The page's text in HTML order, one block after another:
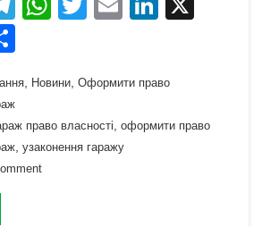
gr
a
m
s
A
p
er
e
dI
ді
л
и
т
Новини Оформити право
право власності
оформити право
узаконення гаражу